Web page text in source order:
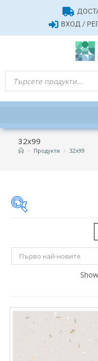
ВХОД /
32x99
> Продукти > 32x99
37 €
Производител
Първо най-новите